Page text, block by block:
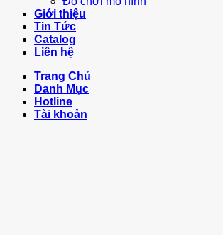
Giới thiệu
Tin Tức
Catalog
Liên hệ
Trang Chủ
Danh Mục
Hotline
Tài khoản